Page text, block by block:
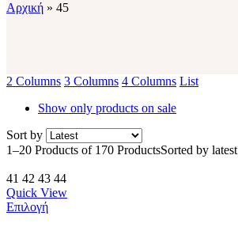
Αρχική » 45
2 Columns 3 Columns 4 Columns List
Show only products on sale
Sort by
1–20 Products of 170 ProductsSorted by latest
41 42 43 44
Quick View
Επιλογή